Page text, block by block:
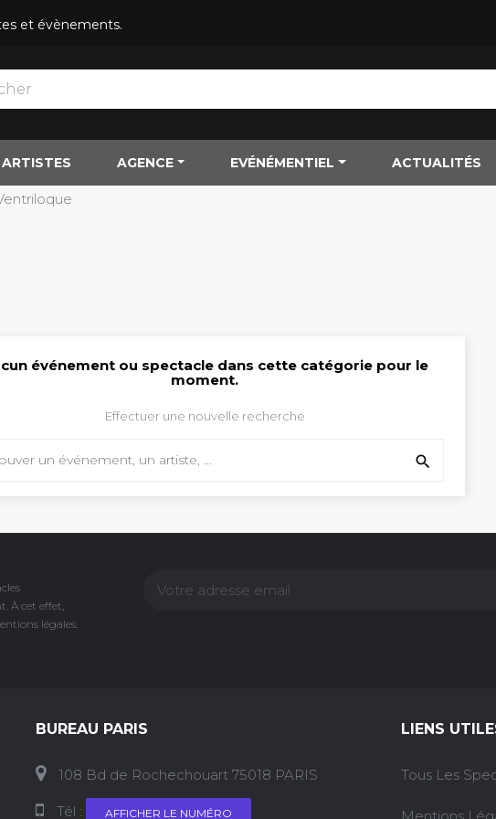
et évènements.
ARTISTES AGENCE EVÉNÉMENTIEL ACTUALITÉS
événement ou spectacle dans cette catégorie pour le
moment.
Effectuer une nouvelle recherche

À cet effet,
légales.
BUREAU PARIS
108 Bd de Rochechouart 75018 PARIS
Tél : AFFICHER LE NUMÉRO
LIENS
Tous Les